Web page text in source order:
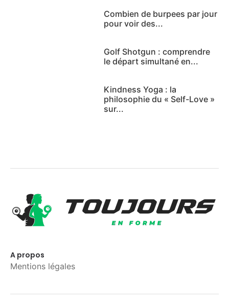
Combien de burpees par jour
pour voir des...
Golf Shotgun : comprendre
le départ simultané en...
Kindness Yoga : la
philosophie du « Self-Love »
sur...
A propos
Mentions légales